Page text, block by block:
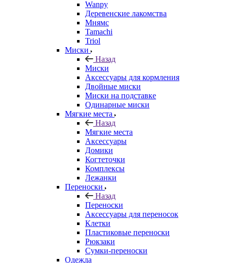
Wanpy
Деревенские лакомства
Мнямс
Tamachi
Triol
Миски
Назад
Миски
Аксессуары для кормления
Двойные миски
Миски на подставке
Одинарные миски
Мягкие места
Назад
Мягкие места
Аксессуары
Домики
Когтеточки
Комплексы
Лежанки
Переноски
Назад
Переноски
Аксессуары для переносок
Клетки
Пластиковые переноски
Рюкзаки
Сумки-переноски
Одежда